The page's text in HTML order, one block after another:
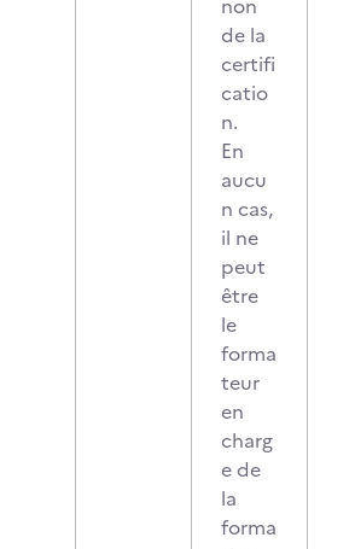
non
de la
certifi
catio
n.
En
aucu
n cas,
il ne
peut
être
le
forma
teur
en
charg
e de
la
forma